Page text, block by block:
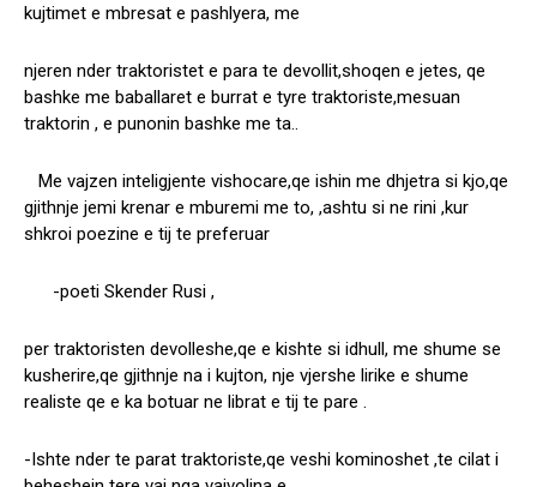
kujtimet e mbresat e pashlyera, me
njeren nder traktoristet e para te devollit,shoqen e jetes, qe
bashke me baballaret e burrat e tyre traktoriste,mesuan
traktorin , e punonin bashke me ta..
Me vajzen inteligjente vishocare,qe ishin me dhjetra si kjo,qe
gjithnje jemi krenar e mburemi me to, ,ashtu si ne rini ,kur
shkroi poezine e tij te preferuar
-poeti Skender Rusi ,
per traktoristen devolleshe,qe e kishte si idhull, me shume se
kusherire,qe gjithnje na i kujton, nje vjershe lirike e shume
realiste qe e ka botuar ne librat e tij te pare .
-Ishte nder te parat traktoriste,qe veshi kominoshet ,te cilat i